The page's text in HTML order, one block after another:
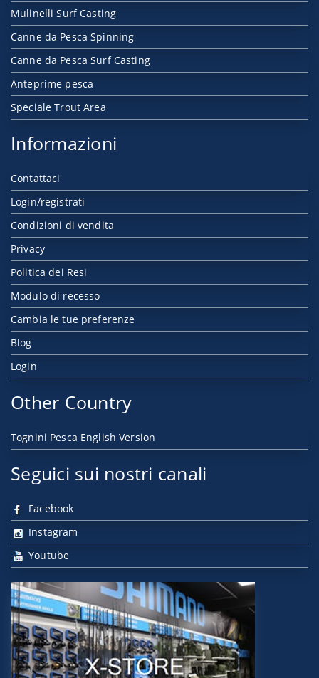
Mulinelli Surf Casting
Canne da Pesca Spinning
Canne da Pesca Surf Casting
Anteprime pesca
Speciale Trout Area
Informazioni
Contattaci
Login/registrati
Condizioni di vendita
Privacy
Politica dei Resi
Modulo di recesso
Cambia le tue preferenze
Blog
Login
Other Country
Tognini Pesca English Version
Seguici sui nostri canali
Facebook
Instagram
Youtube